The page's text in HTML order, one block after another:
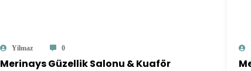
Yilmaz 0
Merinays Güzellik Salonu & Kuaför